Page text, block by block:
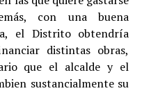
con una buena
el Distrito obtendría
distintas obras,
que el alcalde y el
sustancialmente su